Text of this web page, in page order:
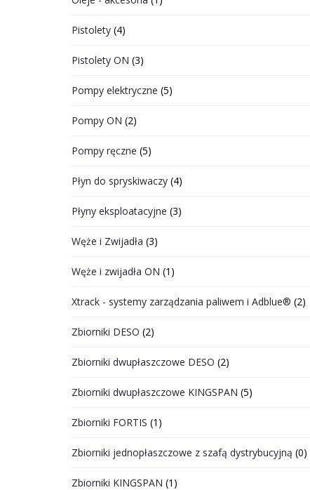
Pistolety (4)
Pistolety ON (3)
Pompy elektryczne (5)
Pompy ON (2)
Pompy ręczne (5)
Płyn do spryskiwaczy (4)
Płyny eksploatacyjne (3)
Węże i Zwijadła (3)
Węże i zwijadła ON (1)
Xtrack - systemy zarządzania paliwem i Adblue® (2)
Zbiorniki DESO (2)
Zbiorniki dwupłaszczowe DESO (2)
Zbiorniki dwupłaszczowe KINGSPAN (5)
Zbiorniki FORTIS (1)
Zbiorniki jednopłaszczowe z szafą dystrybucyjną (0)
Zbiorniki KINGSPAN (1)